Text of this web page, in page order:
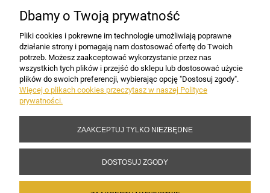
INFORMACJE
Copyright 2017-2026 Sakramento.pl
Dbamy o Twoją prywatność
Pliki cookies i pokrewne im technologie umożliwiają poprawne
działanie strony i pomagają nam dostosować ofertę do Twoich
potrzeb. Możesz zaakceptować wykorzystanie przez nas
wszystkich tych plików i przejść do sklepu lub dostosować użycie
plików do swoich preferencji, wybierając opcję "Dostosuj zgody".
Więcej o plikach cookies przeczytasz w naszej Polityce
prywatności.
ZAAKCEPTUJ TYLKO NIEZBĘDNE
DOSTOSUJ ZGODY